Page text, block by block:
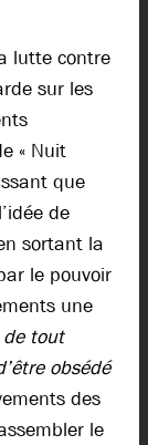
lutte contre
sur les
« Nuit
que
de
sortant la
le pouvoir
une
de tout
obsédé
des
le